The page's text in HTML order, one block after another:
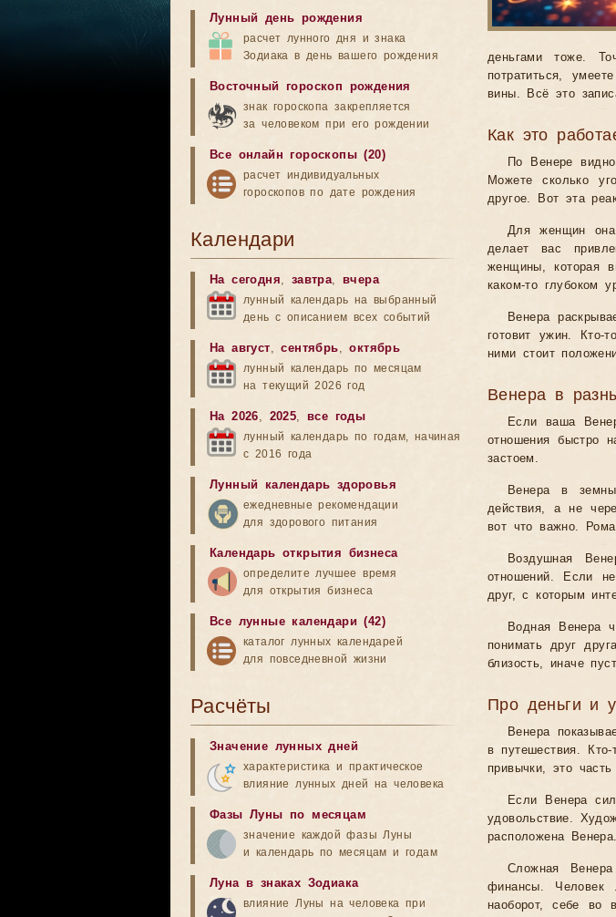
деньгами тоже.
потратиться,
вины. Всё это
Как это
По Венере
Можете сколько
другое. Вот эта
Для женщин она
делает вас
женщины, которая
каком-то глубоком
Венера
готовит ужин.
ними стоит
Венера в
Если ваша
отношения быстро
застоем.
Венера в
действия, а не
вот что важно.
Воздушная
отношений. Если
друг, с которым
Водная Венера
понимать друг
близость, иначе
Про деньги и
Венера
в путешествия.
привычки, это
Если Венера
удовольствие.
расположена
Сложная
финансы. Человек
наоборот, себе во
Лунный день рождения
расчет лунного дня и знака
Зодиака в день вашего рождения
Восточный гороскоп рождения
знак гороскопа закрепляется
за человеком при его рождении
Все онлайн гороскопы (20)
расчет индивидуальных
гороскопов по дате рождения
Календари
На сегодня, завтра,вчера
лунный календарь на выбранный
день с описанием всех событий
На август,сентябрь,октябрь
лунный календарь по месяцам
на текущий 2026 год
На 2026, 2025,все годы
лунный календарь по годам, начиная
с 2016 года
Лунный календарь здоровья
ежедневные рекомендации
для здорового питания
Календарь открытия бизнеса
определите лучшее время
для открытия бизнеса
Все лунные календари (42)
каталог лунных календарей
для повседневной жизни
Расчёты
Значение лунных дней
характеристика и практическое
влияние лунных дней на человека
Фазы Луны по месяцам
значение каждой фазы Луны
и календарь по месяцам и годам
Луна в знаках Зодиака
влияние Луны на человека при